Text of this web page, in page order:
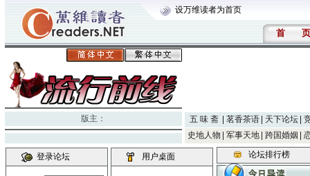
设万维读者为首页
首 页
版主： 五 味 斋 茗香茶语 天下论坛
史地人物
军事天地 跨国婚姻
登录论坛 用户桌面 论坛排行榜